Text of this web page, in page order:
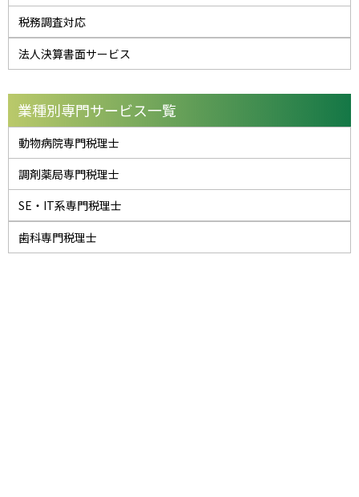
税務調査対応
法人決算書面サービス
業種別専門サービス一覧
動物病院専門税理士
調剤薬局専門税理士
SE・IT系専門税理士
歯科専門税理士